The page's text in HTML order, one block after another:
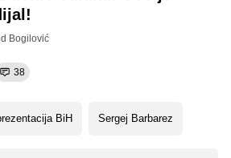
Bogilović
38
BiH Sergej Barbarez